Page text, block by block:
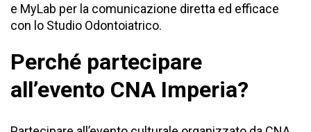
e MyLab per la comunicazione diretta ed efficace
con lo Studio Odontoiatrico.
Perché partecipare
all’evento CNA Imperia?